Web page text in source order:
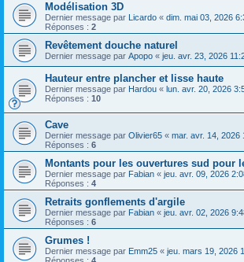
Modélisation 3D
Dernier message par Licardo « dim. mai 03, 2026
Réponses : 2
Revêtement douche naturel
Dernier message par Apopo « jeu. avr. 23, 2026
Hauteur entre plancher et lisse haute
Dernier message par Hardou « lun. avr. 20, 2026
Réponses : 10
Cave
Dernier message par Olivier65 « mar. avr. 14, 2026
Réponses : 6
Montants pour les ouvertures sud pour
Dernier message par Fabian « jeu. avr. 09, 2026
Réponses : 4
Retraits gonflements d'argile
Dernier message par Fabian « jeu. avr. 02, 2026
Réponses : 6
Grumes !
Dernier message par Emm25 « jeu. mars 19, 2026